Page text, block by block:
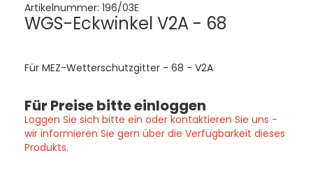
Artikelnummer: 196/03E
WGS-Eckwinkel V2A - 68
Für MEZ-Wetterschutzgitter - 68 - V2A
Für Preise bitte einloggen
Loggen Sie sich bitte ein oder kontaktieren Sie uns -
wir informieren Sie gern über die Verfügbarkeit dieses
Produkts.